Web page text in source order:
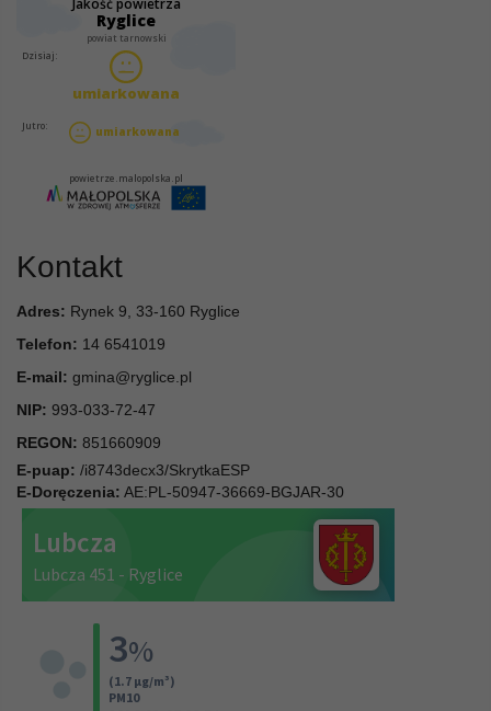
Kontakt
Adres: Rynek 9, 33-160 Ryglice
Telefon: 14 6541019
E-mail: gmina@ryglice.pl
NIP: 993-033-72-47
REGON: 851660909
E-puap: /i8743decx3/SkrytkaESP
E-Doręczenia: AE:PL-50947-36669-BGJAR-30